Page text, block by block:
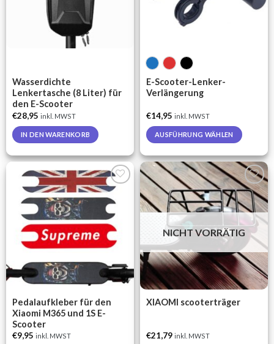
Wasserdichte
Lenkertasche (8 Liter) für
den E-Scooter
€28,95 inkl. MWST
IN DEN WARENKORB
E-Scooter-Lenker-
Verlängerung
€14,95 inkl. MWST
AUSFÜHRUNG WÄHLEN
product
has
multiple
variants.
The
options
be
chosen
on
the
product
Auf die
Wunschliste
Pedalaufkleber für den
Xiaomi M365 und 1S E-
Scooter
€9,95 inkl. MWST
Auf die
Wunschliste
NICHT VORRÄTIG
XIAOMI scooterträger
€21,79 inkl. MWST